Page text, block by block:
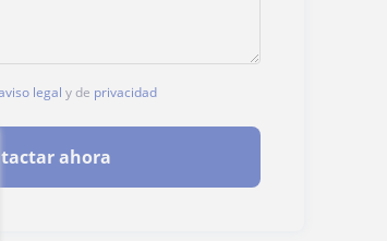
legal y de privacidad
ahora